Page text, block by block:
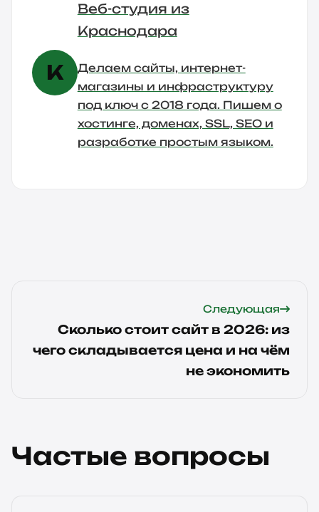
К
Веб-студия из
Краснодара
Делаем сайты, интернет-
магазины и инфраструктуру
под ключ с 2018 года. Пишем о
хостинге, доменах, SSL, SEO и
разработке простым языком.
Следующая
Сколько стоит сайт в 2026: из
чего складывается цена и на чём
не экономить
Частые вопросы